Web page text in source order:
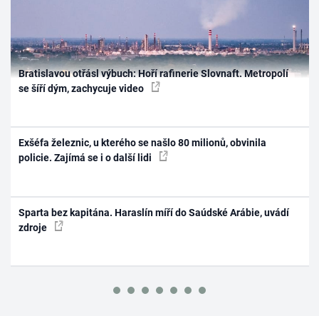
Bratislavou otřásl výbuch: Hoří rafinerie Slovnaft. Metropolí
se šíří dým, zachycuje video
Exšéfa železnic, u kterého se našlo 80 milionů, obvinila
policie. Zajímá se i o další lidi
Sparta bez kapitána. Haraslín míří do Saúdské Arábie, uvádí
zdroje